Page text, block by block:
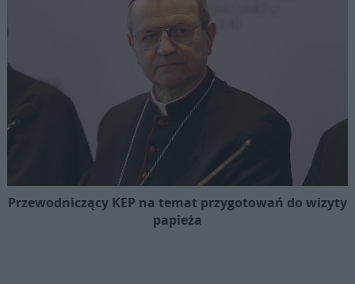
Przewodniczący KEP na temat przygotowań do wizyty
papieża